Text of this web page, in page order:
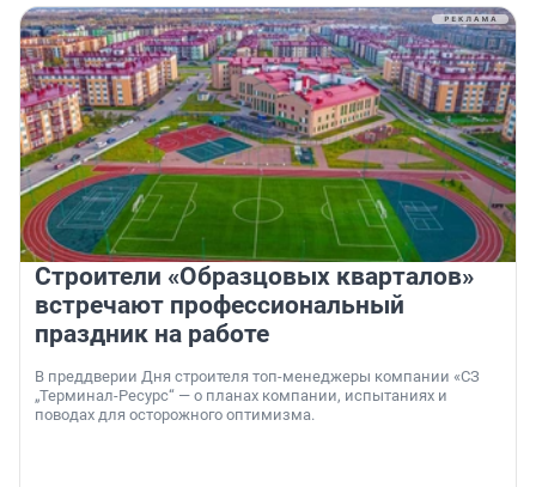
Строители «Образцовых кварталов»
встречают профессиональный
праздник на работе
В преддверии Дня строителя топ-менеджеры компании «СЗ
„Терминал-Ресурс“ — о планах компании, испытаниях и
поводах для осторожного оптимизма.